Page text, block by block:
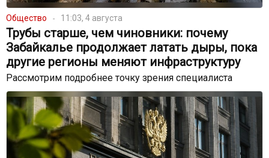
Общество 11:03, 4 августа
Трубы старше, чем чиновники: почему
Забайкалье продолжает латать дыры, пока
другие регионы меняют инфраструктуру
Рассмотрим подробнее точку зрения специалиста